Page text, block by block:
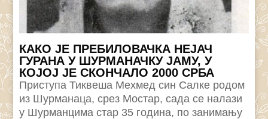
КАКО ЈЕ ПРЕБИЛОВАЧКА НЕЈАЧ
ГУРАНА У ШУРМАНАЧКУ ЈАМУ, У
КОЈОЈ ЈЕ СКОНЧАЛО 2000 СРБА
Приступа Тиквеша Мехмед син Салке родом
из Шурманаца, срез Мостар, сада се налази
у Шурманцима стар 35 година, по занимању